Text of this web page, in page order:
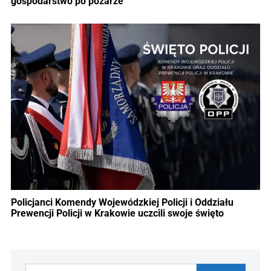
Policjanci Komendy Wojewódzkiej Policji i Oddziału
Prewencji Policji w Krakowie uczcili swoje święto